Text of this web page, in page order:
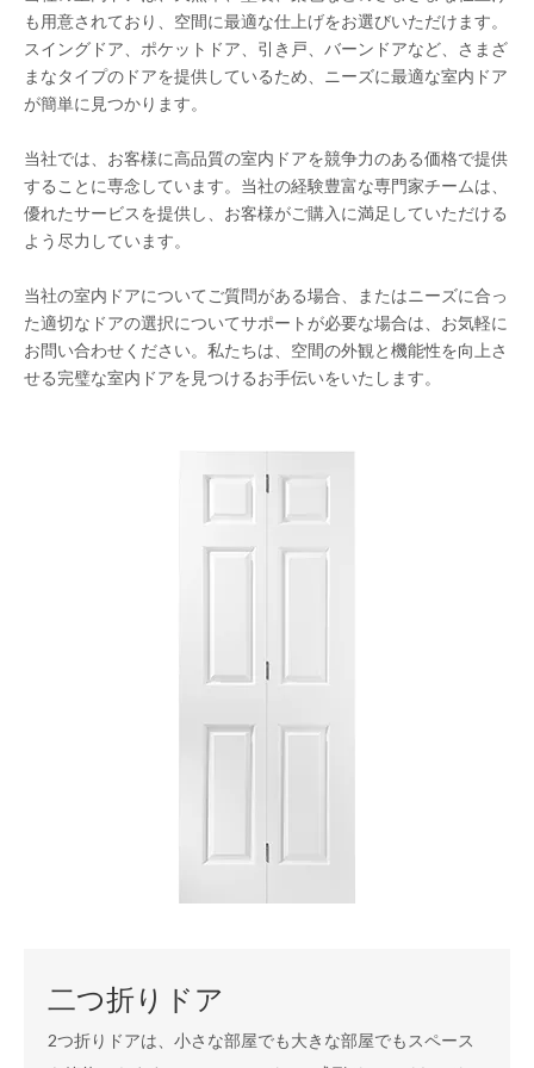
も用意されており、空間に最適な仕上げをお選びいただけます。
スイングドア、ポケットドア、引き戸、バーンドアなど、さまざ
まなタイプのドアを提供しているため、ニーズに最適な室内ドア
が簡単に見つかります。
当社では、お客様に高品質の室内ドアを競争力のある価格で提供
することに専念しています。当社の経験豊富な専門家チームは、
優れたサービスを提供し、お客様がご購入に満足していただける
よう尽力して​​います。
当社の室内ドアについてご質問がある場合、またはニーズに合っ
た適切なドアの選択についてサポートが必要な場合は、お気軽に
お問い合わせください。私たちは、空間の外観と機能性を向上さ
せる完璧な室内ドアを見つけるお手伝いをいたします。
二つ折りドア
2つ折りドアは、小さな部屋でも大きな部屋でもスペース